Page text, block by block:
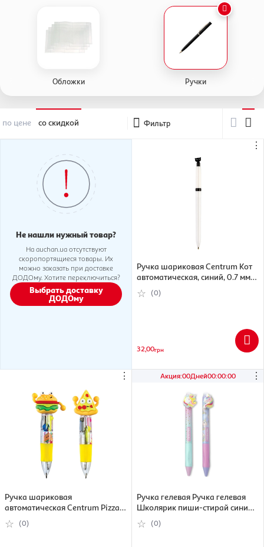
Обложки Ручки
по цене со скидкой Фильтр
Не нашли нужный товар?
На auchan.ua отсутствуют
скоропортящиеся товары. Их
можно заказать при доставке
ДОДОму. Хотите переключиться?
Выбрать доставку
ДОДОму
⋮
Ручка шариковая Centrum Кот
автоматическая, синий, 0.7 мм
(4030969820049)
(0)
32,00грн
⋮
Ручка шариковая
автоматическая Centrum Pizza
and hamburger 0.7 мм, 4-х
цветная, в ассортименте
(0)
Акция:00Дней00:00:00 ⋮
Ручка гелевая Ручка гелевая
Школярик пиши-стирай синий
0.5 мм в ассортименте
(5901137183275)
(0)